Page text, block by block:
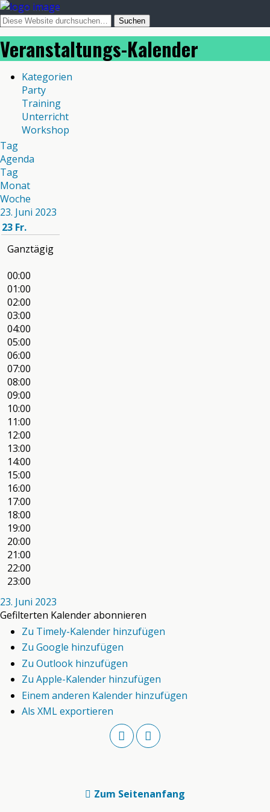
Veranstaltungs-Kalender
Kategorien
Party
Training
Unterricht
Workshop
Tag
Agenda
Tag
Monat
Woche
23. Juni 2023
23 Fr.
Ganztägig
00:00
01:00
02:00
03:00
04:00
05:00
06:00
07:00
08:00
09:00
10:00
11:00
12:00
13:00
14:00
15:00
16:00
17:00
18:00
19:00
20:00
21:00
22:00
23:00
23. Juni 2023
Gefilterten Kalender abonnieren
Zu Timely-Kalender hinzufügen
Zu Google hinzufügen
Zu Outlook hinzufügen
Zu Apple-Kalender hinzufügen
Einem anderen Kalender hinzufügen
Als XML exportieren
Zum Seitenanfang